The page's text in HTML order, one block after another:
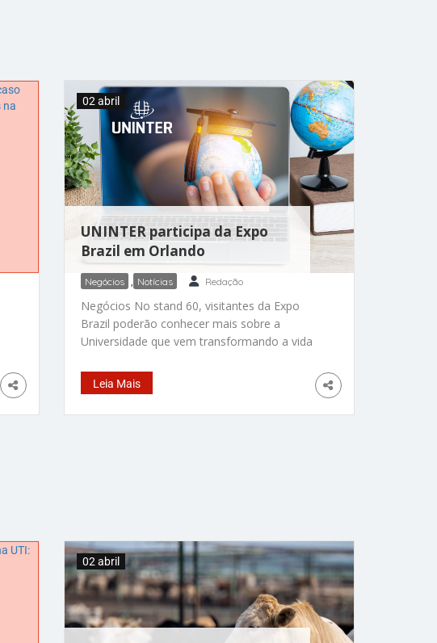
UNINTER participa da Expo
Brazil em Orlando
02 abril
Negócios , Notícias Redação
Negócios No stand 60, visitantes da Expo
Brazil poderão conhecer mais sobre a
Universidade que vem transformando a vida
educação by ACHEIUSA 02/04/2024 Nos
próximos dias 6 e 7 de abril, o Centro
Universitário Internacional UNINTER
Leia Mais
02 abril